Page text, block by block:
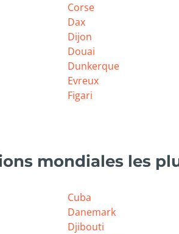
Corse
Dax
Dijon
Douai
Dunkerque
Evreux
Figari
mondiales les
Cuba
Danemark
Djibouti